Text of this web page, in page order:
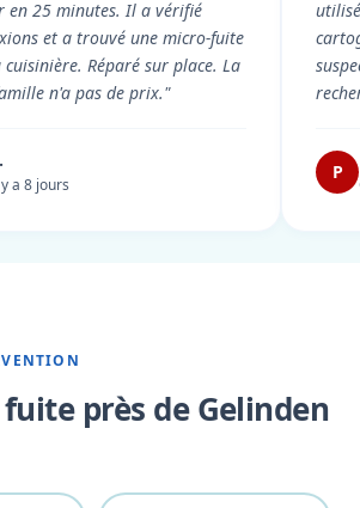
en 25 minutes. Il a vérifié
et a trouvé une micro-fuite
Réparé sur place. La
n'a pas de prix."
a 8 jours
P
près de Gelinden